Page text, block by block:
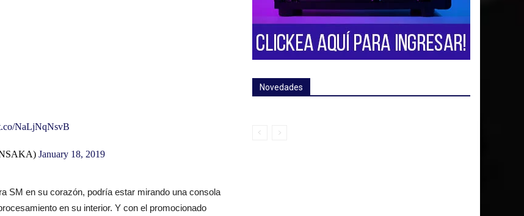
NaLjNqNsvB
January 18, 2019
SM en su corazón, podría estar mirando una consola
en su interior. Y con el promocionado
Novedades